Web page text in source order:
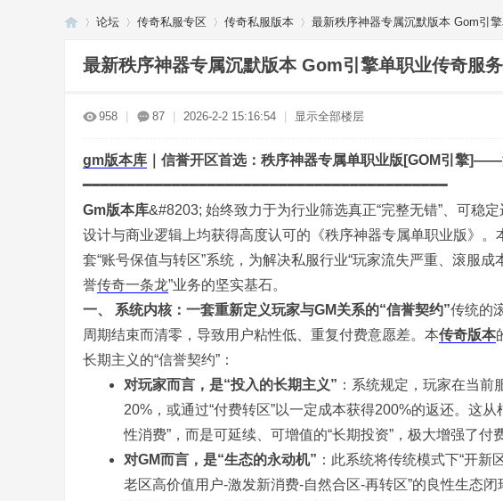
论坛 传奇私服专区 传奇私服版本 最新秩序神器专属沉默版本 Gom引
最新秩序神器专属沉默版本 Gom引擎单职业传奇服
958 87 2026-2-2 15:16:54 显示全部楼层
gm版本库 ｜信誉开区首选：秩序神器专属单职业版[GOM引擎
━━━━━━━━━━━━━━━━━━━━━━━━━━━━━━━━━━━━━━━━━
Gm版本库&#8203; 始终致力于为行业筛选真正“完整无错”、可稳定
设计与商业逻辑上均获得高度认可的《秩序神器专属单职业版》
套“账号保值与转区”系统，为解决私服行业“玩家流失严重、滚服
誉传奇一条龙”业务的坚实基石。
一、 系统内核：一套重新定义玩家与GM关系的“信誉契约”传统的
周期结束而清零，导致用户粘性低、重复付费意愿差。本传奇版本
长期主义的“信誉契约”：
对玩家而言，是“投入的长期主义” ：系统规定，玩家在当前
20%，或通过“付费转区”以一定成本获得200%的返还。这
性消费”，而是可延续、可增值的“长期投资”，极大增强了付
对GM而言，是“生态的永动机” ：此系统将传统模式下“开新
老区高价值用户-激发新消费-自然合区-再转区”的良性生态